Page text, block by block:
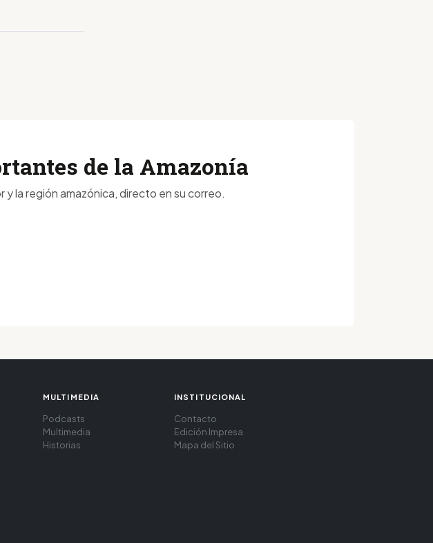
de la Amazonía
la región amazónica, directo en su correo.
MULTIMEDIA
Podcasts
Multimedia
Historias
INSTITUCIONAL
Contacto
Edición Impresa
Mapa del Sitio